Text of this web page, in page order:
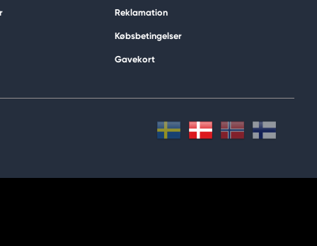
Reklamation
Købsbetingelser
Gavekort